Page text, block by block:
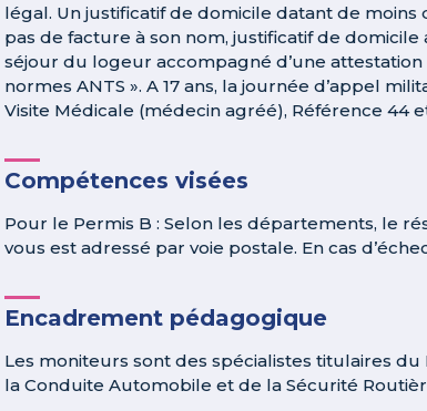
légal. Un justificatif de domicile datant de moins
pas de facture à son nom, justificatif de
séjour du logeur accompagné d’une
normes ANTS ». A 17 ans, la journée d’appel
Visite Médicale (médecin agréé), Référence 44
Compétences visées
Pour le Permis B : Selon les départements, le
vous est adressé par voie postale. En cas
Encadrement pédagogique
Les moniteurs sont des spécialistes titulaires du
la Conduite Automobile et de la Sécurité